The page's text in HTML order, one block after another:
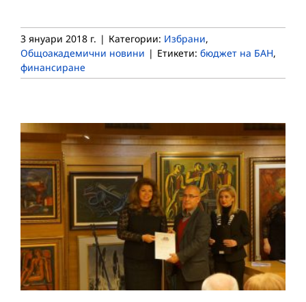
3 януари 2018 г. | Категории: Избрани,
Общоакадемични новини | Етикети: бюджет на БАН,
финансиране